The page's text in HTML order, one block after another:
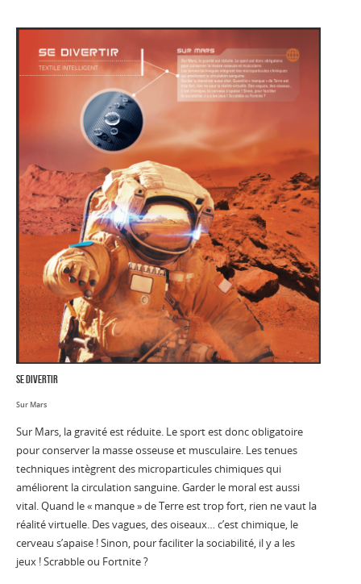
se divertir
Sur Mars
Sur Mars, la gravité est réduite. Le sport est donc obligatoire
pour conserver la masse osseuse et musculaire. Les tenues
techniques intègrent des microparticules chimiques qui
améliorent la circulation sanguine. Garder le moral est aussi
vital. Quand le « manque » de Terre est trop fort, rien ne vaut la
réalité virtuelle. Des vagues, des oiseaux… c’est chimique, le
cerveau s’apaise ! Sinon, pour faciliter la sociabilité, il y a les
jeux ! Scrabble ou Fortnite ?